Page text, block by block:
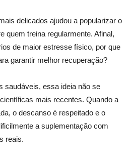
delicados ajudou a popularizar o
quem treina regularmente. Afinal,
de maior estresse físico, por que
garantir melhor recuperação?
saudáveis, essa ideia não se
mais recentes. Quando a
o descanso é respeitado e o
a suplementação com
reais.